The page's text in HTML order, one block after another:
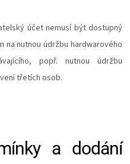
účet nemusí být dostupný
nutnou údržbu hardwarového
popř. nutnou údržbu
třetích osob.
a dodání